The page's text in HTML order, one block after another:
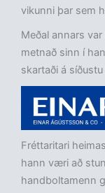
vikunni þar sem
Meðal annars
metnað sinn í
skartaði á síðustu
Fréttaritari
hann væri að
handboltamenn